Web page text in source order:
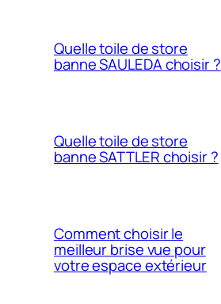
Quelle toile de store
banne SAULEDA choisir ?
Quelle toile de store
banne SATTLER choisir ?
Comment choisir le
meilleur brise vue pour
votre espace extérieur